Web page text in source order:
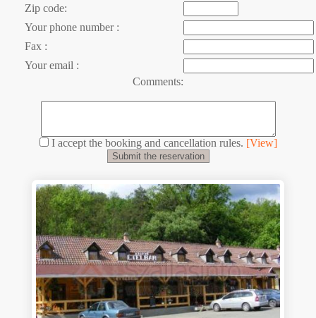
Zip code:
Your phone number :
Fax :
Your email :
Comments:
I accept the booking and cancellation rules. [View]